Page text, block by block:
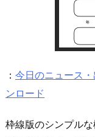
： 今日のニュース
ンロード
枠線版のシンプルな